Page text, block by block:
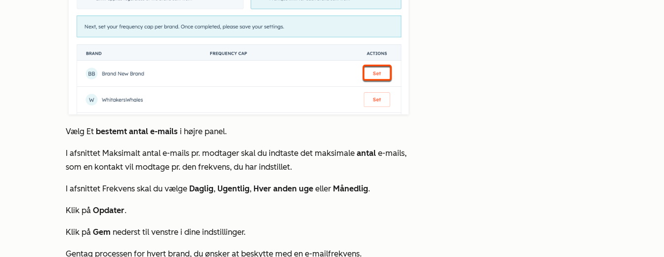
Vælg Et bestemt antal e-mails i højre panel.
I afsnittet Maksimalt antal e-mails pr. modtager skal du indtaste det maksimale antal e-mails,
som en kontakt vil modtage pr. den frekvens, du har indstillet.
I afsnittet Frekvens skal du vælge Daglig, Ugentlig, Hver anden uge eller Månedlig.
Klik på Opdater.
Klik på Gem nederst til venstre i dine indstillinger.
Gentag processen for hvert brand, du ønsker at beskytte med en e-mailfrekvens.